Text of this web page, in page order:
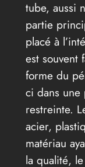
tube, aussi
partie
placé à
est souvent
forme du
ci dans une
restreinte.
acier,
matériau
la qualité,